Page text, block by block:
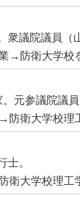
議院議員（
→防衛大学校
元参議院議員
防衛大学校理
士。
衛大学校理工